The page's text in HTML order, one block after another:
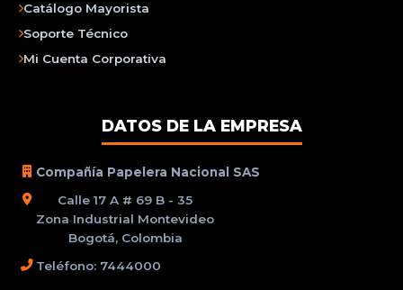
Catálogo Mayorista
Soporte Técnico
Mi Cuenta Corporativa
DATOS DE LA EMPRESA
Compañía Papelera Nacional SAS
Calle 17 A # 69 B - 35
Zona Industrial Montevideo
Bogotá, Colombia
Teléfono: 7444000